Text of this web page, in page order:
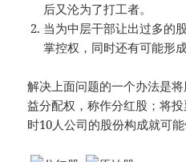
后又沦为了打工者。
当为中层干部让出过多的
掌控权，同时还有可能形
解决上面问题的一个办法是
益分配权，称作分红股；将
时10人公司的股份构成就可能